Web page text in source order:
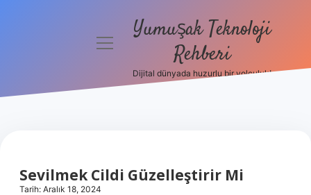
menüyüYumuşak Teknoloji
Rehberi
Dijital dünyada huzurlu bir yolculuk!
Sevilmek Cildi Güzelleştirir Mi
Tarih: Aralık 18, 2024